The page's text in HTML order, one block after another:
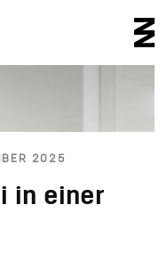
2025
in einer